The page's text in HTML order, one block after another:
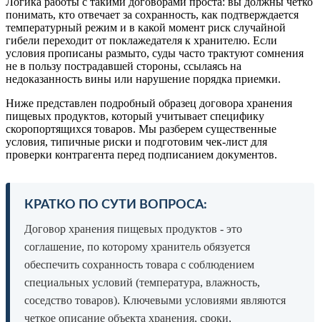
понимать, кто отвечает за сохранность, как подтверждается
температурный режим и в какой момент риск случайной
гибели переходит от поклажедателя к хранителю. Если
условия прописаны размыто, суды часто трактуют сомнения
не в пользу пострадавшей стороны, ссылаясь на
недоказанность вины или нарушение порядка приемки.
Ниже представлен подробный образец договора хранения
пищевых продуктов, который учитывает специфику
скоропортящихся товаров. Мы разберем существенные
условия, типичные риски и подготовим чек-лист для
проверки контрагента перед подписанием документов.
КРАТКО ПО СУТИ ВОПРОСА:
Договор хранения пищевых продуктов - это
соглашение, по которому хранитель обязуется
обеспечить сохранность товара с соблюдением
специальных условий (температура, влажность,
соседство товаров). Ключевыми условиями являются
четкое описание объекта хранения, сроки,